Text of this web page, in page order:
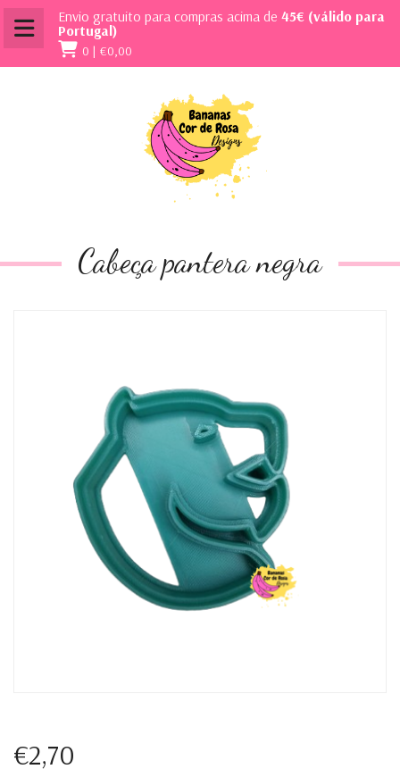
Envio gratuito para compras acima de 45€ (válido para
Portugal)
0 | €0,00
Cabeça pantera negra
€2,70